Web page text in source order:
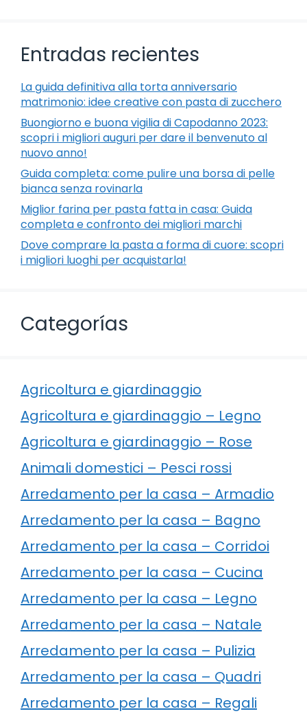
Entradas recientes
La guida definitiva alla torta anniversario
matrimonio: idee creative con pasta di zucchero
Buongiorno e buona vigilia di Capodanno 2023:
scopri i migliori auguri per dare il benvenuto al
nuovo anno!
Guida completa: come pulire una borsa di pelle
bianca senza rovinarla
Miglior farina per pasta fatta in casa: Guida
completa e confronto dei migliori marchi
Dove comprare la pasta a forma di cuore: scopri
i migliori luoghi per acquistarla!
Categorías
Agricoltura e giardinaggio
Agricoltura e giardinaggio – Legno
Agricoltura e giardinaggio – Rose
Animali domestici – Pesci rossi
Arredamento per la casa – Armadio
Arredamento per la casa – Bagno
Arredamento per la casa – Corridoi
Arredamento per la casa – Cucina
Arredamento per la casa – Legno
Arredamento per la casa – Natale
Arredamento per la casa – Pulizia
Arredamento per la casa – Quadri
Arredamento per la casa – Regali